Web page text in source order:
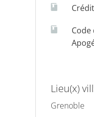
Lieu(x)
Grenoble